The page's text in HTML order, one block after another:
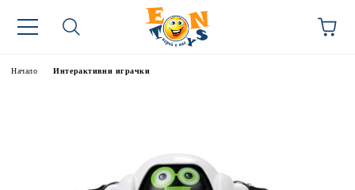
Начало Интерактивни играчки